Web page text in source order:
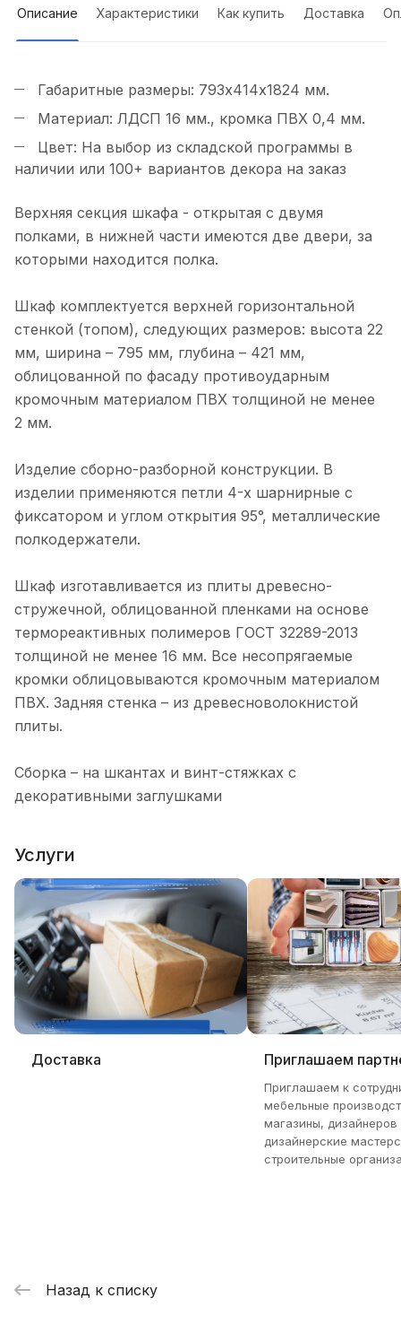
Описание Характеристики Как купить Доставка
Габаритные размеры: 793х414х1824 мм.
Материал: ЛДСП 16 мм., кромка ПВХ 0,4 мм.
Цвет: На выбор из складской программы в
наличии или 100+ вариантов декора на заказ
Верхняя секция шкафа - открытая с двумя
полками, в нижней части имеются две двери, за
которыми находится полка.
Шкаф комплектуется верхней горизонтальной
стенкой (топом), следующих размеров: высота 22
мм, ширина – 795 мм, глубина – 421 мм,
облицованной по фасаду противоударным
кромочным материалом ПВХ толщиной не менее
2 мм.
Изделие сборно-разборной конструкции. В
изделии применяются петли 4-х шарнирные с
фиксатором и углом открытия 95°, металлические
полкодержатели.
Шкаф изготавливается из плиты древесно-
стружечной, облицованной пленками на основе
термореактивных полимеров ГОСТ 32289-2013
толщиной не менее 16 мм. Все несопрягаемые
кромки облицовываются кромочным материалом
ПВХ. Задняя стенка – из древесноволокнистой
плиты.
Сборка – на шкантах и винт-стяжках с
декоративными заглушками
Услуги
Доставка Приглашаем
Приглашаем к
мебельные
магазины, дизайнеров
дизайнерские
строительные
Назад к списку